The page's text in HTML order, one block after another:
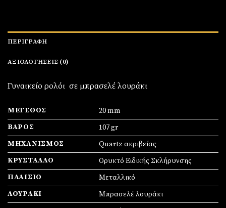
ΠΕΡΙΓΡΑΦΉ
ΑΞΙΟΛΟΓΉΣΕΙΣ (0)
Γυναικείο ρολόι σε μπρασελέ λουράκι
ΜΈΓΕΘΟΣ
20 mm
ΒΆΡΟΣ
107 gr
ΜΗΧΑΝΙΣΜΌΣ
Quartz ακριβείας
ΚΡΎΣΤΑΛΛΟ
Ορυκτό Ειδικής Σκλήρυνσης
ΠΛΑΊΣΙΟ
Mεταλλικό
ΛΟΥΡΆΚΙ
Μπρασελέ λουράκι